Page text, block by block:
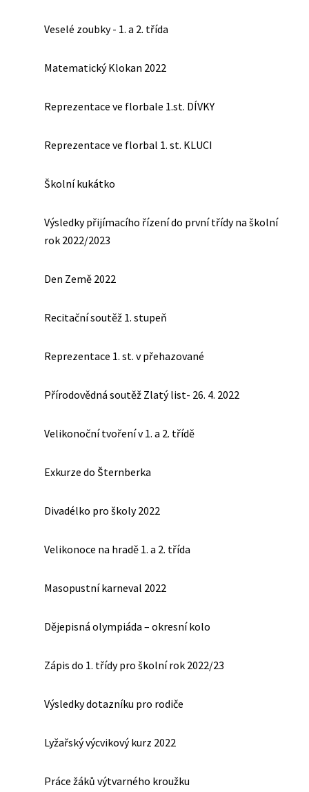
Veselé zoubky - 1. a 2. třída
Matematický Klokan 2022
Reprezentace ve florbale 1.st. DÍVKY
Reprezentace ve florbal 1. st. KLUCI
Školní kukátko
Výsledky přijímacího řízení do první třídy na školní
rok 2022/2023
Den Země 2022
Recitační soutěž 1. stupeň
Reprezentace 1. st. v přehazované
Přírodovědná soutěž Zlatý list- 26. 4. 2022
Velikonoční tvoření v 1. a 2. třídě
Exkurze do Šternberka
Divadélko pro školy 2022
Velikonoce na hradě 1. a 2. třída
Masopustní karneval 2022
Dějepisná olympiáda – okresní kolo
Zápis do 1. třídy pro školní rok 2022/23
Výsledky dotazníku pro rodiče
Lyžařský výcvikový kurz 2022
Práce žáků výtvarného kroužku